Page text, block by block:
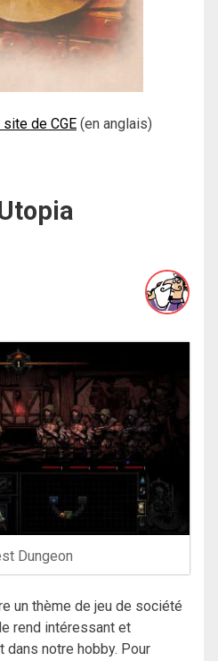
de CGE (en anglais)
Dungeon
un thème de jeu de société
rend intéressant et
notre hobby. Pour